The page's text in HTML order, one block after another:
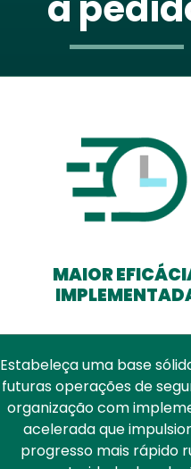
MAIOR
Estabeleça uma base
futuras operações de
organização com
acelerada que
progresso mais rápido